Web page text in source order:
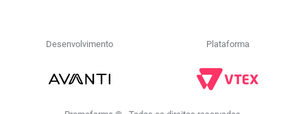
Desenvolvimento Plataforma